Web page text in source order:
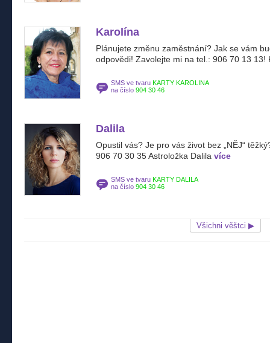
Karolína
Plánujete změnu zaměstnání? Jak se vám
odpovědi! Zavolejte mi na tel.: 906 70 13
SMS ve tvaru KARTY KAROLINA
na číslo 904 30 46
Dalila
Opustil vás? Je pro vás život bez „NĚJ“
906 70 30 35 Astroložka Dalila více
SMS ve tvaru KARTY DALILA
na číslo 904 30 46
Všichni věštci ▶